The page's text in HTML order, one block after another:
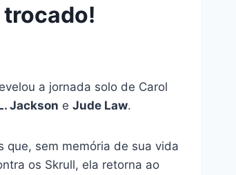
trocado!
a jornada solo de Carol
Jackson e Jude Law.
que, sem memória de sua vida
os Skrull, ela retorna ao